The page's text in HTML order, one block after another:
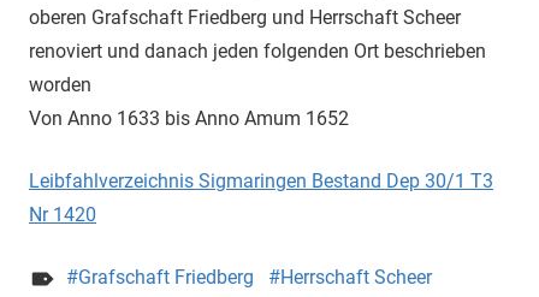
oberen Grafschaft Friedberg und Herrschaft Scheer
renoviert und danach jeden folgenden Ort beschrieben
worden
Von Anno 1633 bis Anno Amum 1652
Leibfahlverzeichnis Sigmaringen Bestand Dep 30/1 T3
Nr 1420
Grafschaft Friedberg
Herrschaft Scheer